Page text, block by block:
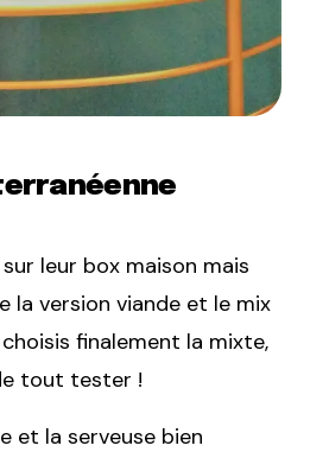
leur box maison mais
la version viande et le mix
finalement la mixte,
tout tester !
et la serveuse bien